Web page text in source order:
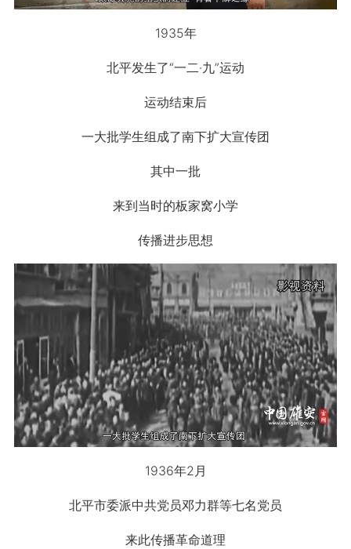
1935年
北平发生了“一二·九”运动
运动结束后
一大批学生组成了南下扩大宣传团
其中一批
来到当时的板家窝小学
传播进步思想
1936年2月
北平市委派中共党员邓力群等七名党员
来此传播革命道理